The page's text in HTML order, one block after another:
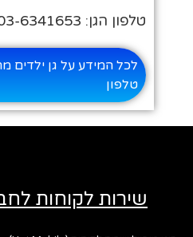
טלפון הגן: 03-6341653
לכל המידע על גן ילדים
טלפון
שירות לקוחות